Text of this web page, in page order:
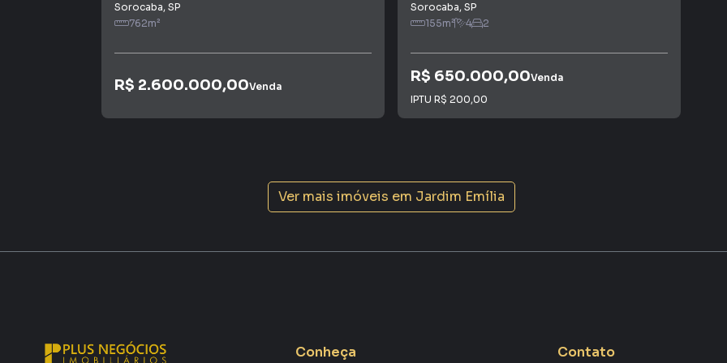
consequência uma maior chance de vender ou alugar seu imóvel mais rápido. Contamos também com
um time de programadores, corretores treinados e uma central de atendimento preparada para
Sorocaba, SP
762m²
R$ 2.600.000,00Venda
Sorocaba, SP
155m² 4 2
R$ 650.000,00Venda
IPTU R$ 200,00
Ver mais imóveis em Jardim Emília
Conheça Contato